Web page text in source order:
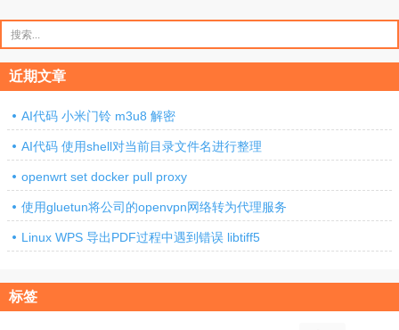
索：
近期文章
AI代码 小米门铃 m3u8 解密
AI代码 使用shell对当前目录文件名进行整理
openwrt set docker pull proxy
使用gluetun将公司的openvpn网络转为代理服务
Linux WPS 导出PDF过程中遇到错误 libtiff5
标签